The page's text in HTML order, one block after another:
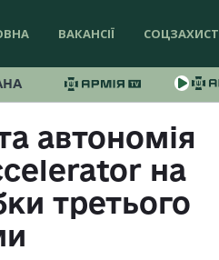
ВАКАНСІЇ СОЦЗАХИСТ
автономія
на
третього